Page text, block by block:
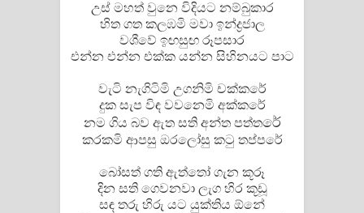
උස් මහත් වුනෙ විදියට නම්බුකාර
හිත ගත කලඹමි මවා ඉන්ද්‍රජාල
වශීවේ ඉඟසුඟ රූපසාර
එන්න එන්න එක්ක යන්න සිහිනයට පාට
වැටි නැගිටිමි උගනිමි චක්කරේ
දුක සැප විඳ වවනෙමි අක්කරේ
නම ගිය බව ඇත සති අන්ත පත්තරේ
කරකමි ආපසු ඔරලෝසු කටු තප්පරේ
බෝසත් ගති ඇත්තෝ ගැන කූරූ
දින සති ගෙවනවා ලැග හිර කූඩූ
සඳ තරු හිරු යට යුක්තිය ඕනේ